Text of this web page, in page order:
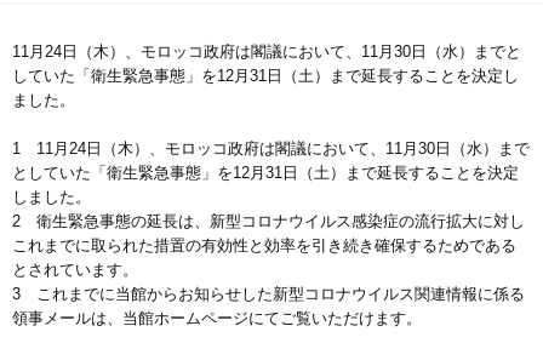
11月24日（木）、モロッコ政府は閣議において、11月30日（水）までと
していた「衛生緊急事態」を12月31日（土）まで延長することを決定し
ました。
1 11月24日（木）、モロッコ政府は閣議において、11月30日（水）まで
としていた「衛生緊急事態」を12月31日（土）まで延長することを決定
しました。
2 衛生緊急事態の延長は、新型コロナウイルス感染症の流行拡大に対し
これまでに取られた措置の有効性と効率を引き続き確保するためである
とされています。
3 これまでに当館からお知らせした新型コロナウイルス関連情報に係る
領事メールは、当館ホームページにてご覧いただけます。